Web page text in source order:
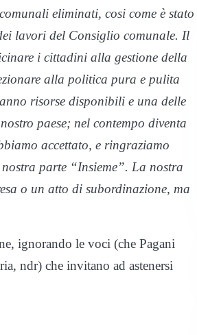
eliminati, cosi come è stato
lavori del Consiglio comunale. Il
i cittadini alla gestione della
alla politica pura e pulita
risorse disponibili e una delle
paese; nel contempo diventa
accettato, e ringraziamo
parte “Insieme”. La nostra
o un atto di subordinazione, ma
ignorando le voci (che Pagani
ndr) che invitano ad astenersi